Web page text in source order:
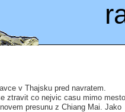
v Thajsku pred navratem.
ztravit co nejvic casu mimo mesto.
presunu z Chiang Mai. Jako